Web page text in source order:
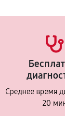
Среднее время
20